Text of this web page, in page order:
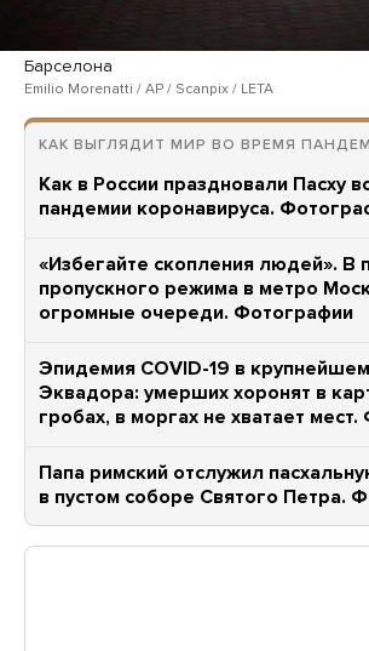
Барселона
Emilio Morenatti / AP / Scanpix / LETA
КАК ВЫГЛЯДИТ МИР ВО ВРЕМЯ
Как в России праздновали Пасху
пандемии коронавируса.
«Избегайте скопления людей». В
пропускного режима в метро
огромные очереди. Фотографии
Эпидемия COVID-19 в
Эквадора: умерших хоронят в
гробах, в моргах не хватает
Папа римский отслужил
в пустом соборе Святого Петра.